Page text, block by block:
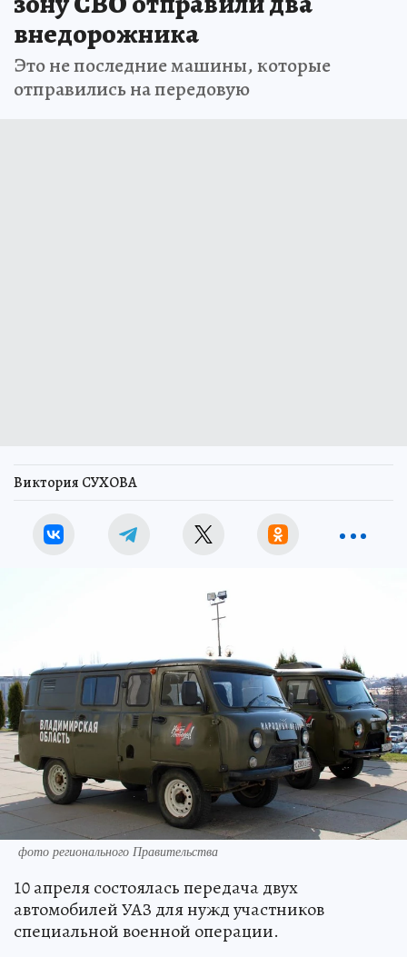
внедорожника
Это не последние машины, которые
отправились на передовую
Виктория СУХОВА
фото регионального Правительства
10 апреля состоялась передача двух
автомобилей УАЗ для нужд участников
специальной военной операции.